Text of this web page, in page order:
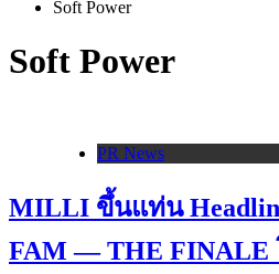
Soft Power
Soft Power
PR News
MILLI ขึ้นแท่น
FAM — THE FINALE